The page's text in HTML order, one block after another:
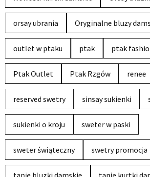
orsay ubrania Oryginalne bluzy
outlet w ptaku ptak ptak
Ptak Outlet Ptak Rzgów renee
reserved swetry sinsay sukienki
sukienki o kroju sweter w paski
sweter świąteczny swetry promocja